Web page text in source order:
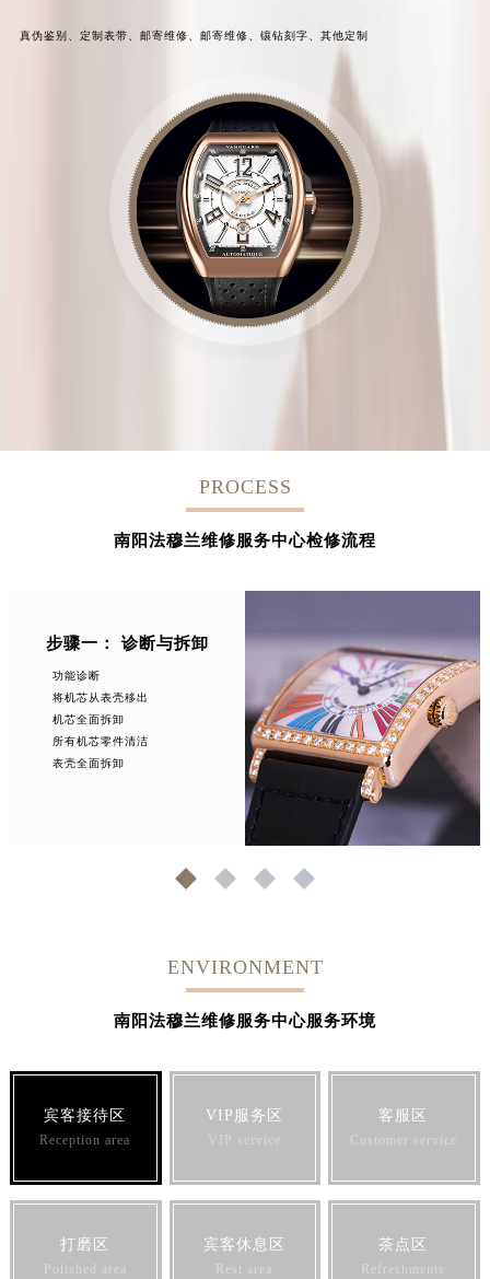
真伪鉴别、 定制表带、 邮寄维修、 邮寄维修、 镶钻刻字、 其他定制
PROCESS
南阳法穆兰维修服务中心检修流程
步骤一： 诊断与拆卸
功能诊断
将机芯从表壳移出
机芯全面拆卸
所有机芯零件清洁
表壳全面拆卸
1 2 3 4
ENVIRONMENT
南阳法穆兰维修服务中心服务环境
宾客接待区
Reception area
VIP服务区
VIP service
客服区
Customer service
打磨区
Polished area
宾客休息区
Rest area
茶点区
Refreshments